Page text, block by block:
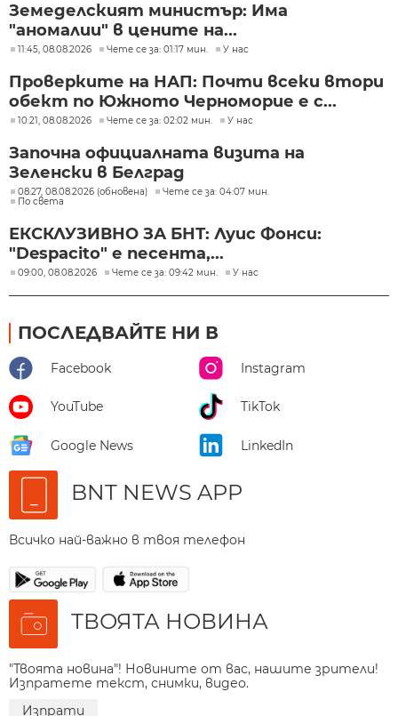
Земеделският министър: Има
"аномалии" в цените на...
11:45, 08.08.2026 Чете се за: 01:17 мин. У нас
Проверките на НАП: Почти всеки втори
обект по Южното Черноморие е с...
10:21, 08.08.2026 Чете се за: 02:02 мин. У нас
Започна официалната визита на
Зеленски в Белград
08:27, 08.08.2026 (обновена)
Чете се за: 04:07 мин.
По света
ЕКСКЛУЗИВНО ЗА БНТ: Луис Фонси:
"Despacito" е песента,...
09:00, 08.08.2026 Чете се за: 09:42 мин. У нас
ПОСЛЕДВАЙТЕ НИ В
Facebook Instagram
YouTube TikTok
Google News LinkedIn
BNT NEWS APP
Всичко най-важно в твоя телефон
ТВОЯТА НОВИНА
"Твоята новина"! Новините от вас, нашите зрители!
Изпратете текст, снимки, видео.
Изпрати